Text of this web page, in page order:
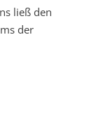
ließ den
der